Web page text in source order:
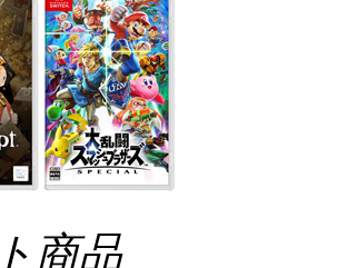
商品